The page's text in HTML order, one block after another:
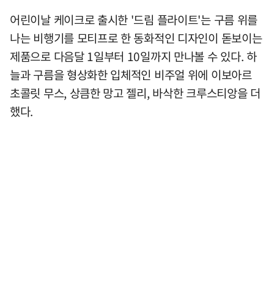
어린이날 케이크로 출시한 '드림 플라이트'는 구름 위를
나는 비행기를 모티프로 한 동화적인 디자인이 돋보이는
제품으로 다음달 1일부터 10일까지 만나볼 수 있다. 하
늘과 구름을 형상화한 입체적인 비주얼 위에 이보아르
초콜릿 무스, 상큼한 망고 젤리, 바삭한 크루스티앙을 더
했다.